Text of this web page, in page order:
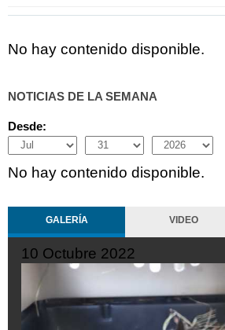
No hay contenido disponible.
NOTICIAS DE LA SEMANA
Desde:
Month
Day Year
No hay contenido disponible.
GALERÍA VIDEO
10 Octubre 2022